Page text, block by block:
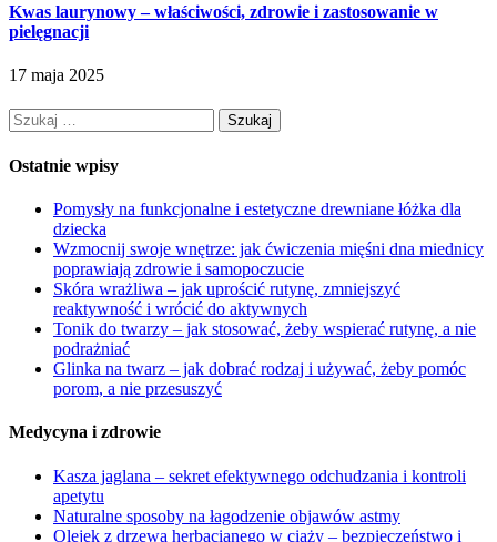
Kwas laurynowy – właściwości, zdrowie i zastosowanie w
pielęgnacji
17 maja 2025
Szukaj:
Ostatnie wpisy
Pomysły na funkcjonalne i estetyczne drewniane łóżka dla
dziecka
Wzmocnij swoje wnętrze: jak ćwiczenia mięśni dna miednicy
poprawiają zdrowie i samopoczucie
Skóra wrażliwa – jak uprościć rutynę, zmniejszyć
reaktywność i wrócić do aktywnych
Tonik do twarzy – jak stosować, żeby wspierać rutynę, a nie
podrażniać
Glinka na twarz – jak dobrać rodzaj i używać, żeby pomóc
porom, a nie przesuszyć
Medycyna i zdrowie
Kasza jaglana – sekret efektywnego odchudzania i kontroli
apetytu
Naturalne sposoby na łagodzenie objawów astmy
Olejek z drzewa herbacianego w ciąży – bezpieczeństwo i